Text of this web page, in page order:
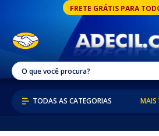
FRETE GRÁTIS PARA
MAIS